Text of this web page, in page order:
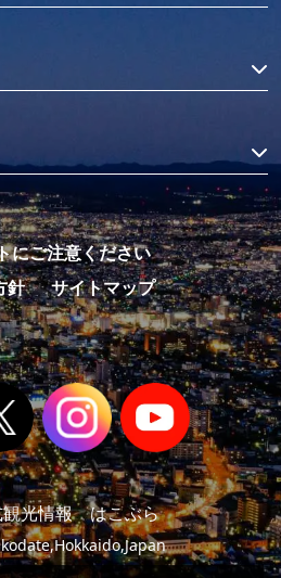
にご注意ください
針
サイトマップ
観光情報 はこぶら